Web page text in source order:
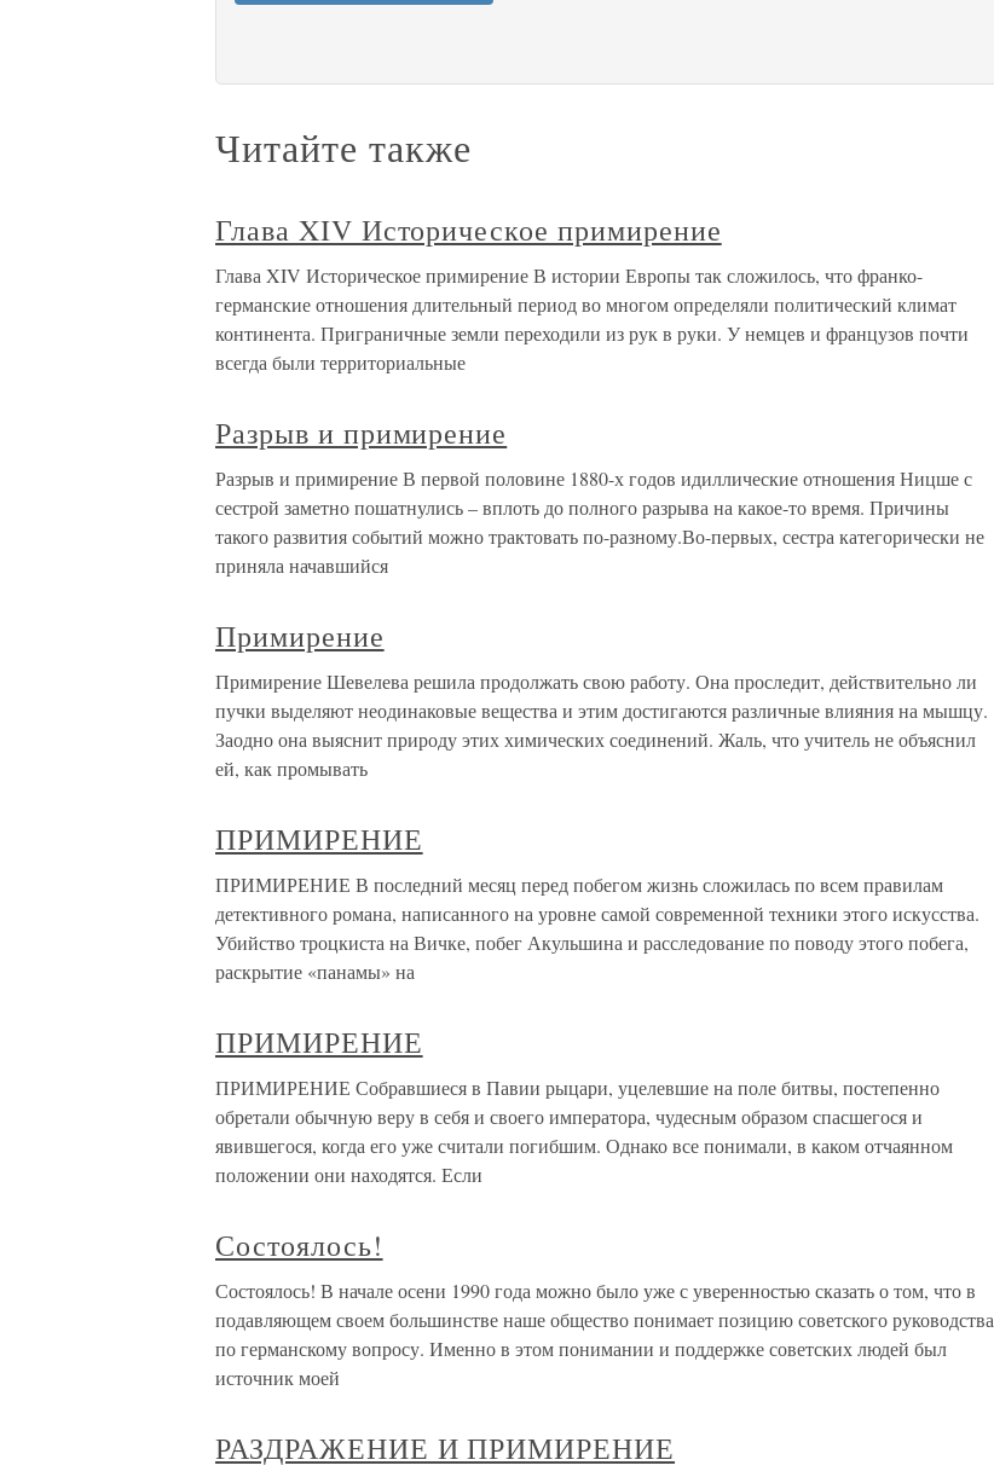
Читайте также
Глава XIV Историческое примирение
Глава XIV Историческое примирение В истории Европы так сложилось, что франко-
германские отношения длительный период во многом определяли политический климат
континента. Приграничные земли переходили из рук в руки. У немцев и французов почти
всегда были территориальные
Разрыв и примирение
Разрыв и примирение В первой половине 1880-х годов идиллические отношения Ницше с
сестрой заметно пошатнулись – вплоть до полного разрыва на какое-то время. Причины
такого развития событий можно трактовать по-разному.Во-первых, сестра категорически не
приняла начавшийся
Примирение
Примирение Шевелева решила продолжать свою работу. Она проследит, действительно ли
пучки выделяют неодинаковые вещества и этим достигаются различные влияния на мышцу.
Заодно она выяснит природу этих химических соединений. Жаль, что учитель не объяснил
ей, как промывать
ПРИМИРЕНИЕ
ПРИМИРЕНИЕ В последний месяц перед побегом жизнь сложилась по всем правилам
детективного романа, написанного на уровне самой современной техники этого искусства.
Убийство троцкиста на Вичке, побег Акульшина и расследование по поводу этого побега,
раскрытие «панамы» на
ПРИМИРЕНИЕ
ПРИМИРЕНИЕ Собравшиеся в Павии рыцари, уцелевшие на поле битвы, постепенно
обретали обычную веру в себя и своего императора, чудесным образом спасшегося и
явившегося, когда его уже считали погибшим. Однако все понимали, в каком отчаянном
положении они находятся. Если
Состоялось!
Состоялось! В начале осени 1990 года можно было уже с уверенностью сказать о том, что в
подавляющем своем большинстве наше общество понимает позицию советского руководства
по германскому вопросу. Именно в этом понимании и поддержке советских людей был
источник моей
РАЗДРАЖЕНИЕ И ПРИМИРЕНИЕ